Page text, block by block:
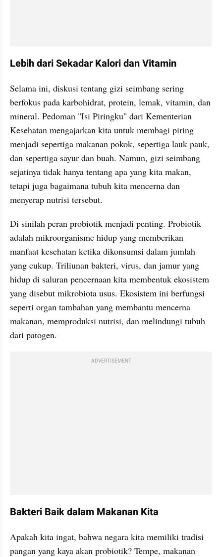
Lebih dari Sekadar Kalori dan Vitamin
Selama ini, diskusi tentang gizi seimbang sering
berfokus pada karbohidrat, protein, lemak, vitamin, dan
mineral. Pedoman "Isi Piringku" dari Kementerian
Kesehatan mengajarkan kita untuk membagi piring
menjadi sepertiga makanan pokok, sepertiga lauk pauk,
dan sepertiga sayur dan buah. Namun, gizi seimbang
sejatinya tidak hanya tentang apa yang kita makan,
tetapi juga bagaimana tubuh kita mencerna dan
menyerap nutrisi tersebut.
Di sinilah peran probiotik menjadi penting. Probiotik
adalah mikroorganisme hidup yang memberikan
manfaat kesehatan ketika dikonsumsi dalam jumlah
yang cukup. Triliunan bakteri, virus, dan jamur yang
hidup di saluran pencernaan kita membentuk ekosistem
yang disebut mikrobiota usus. Ekosistem ini berfungsi
seperti organ tambahan yang membantu mencerna
makanan, memproduksi nutrisi, dan melindungi tubuh
dari patogen.
ADVERTISEMENT
Bakteri Baik dalam Makanan Kita
Apakah kita ingat, bahwa negara kita memiliki tradisi
pangan yang kaya akan probiotik? Tempe, makanan